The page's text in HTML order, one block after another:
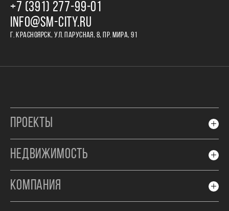
+7 (391) 277‒99‒01
INFO@SM-CITY.RU
Г. КРАСНОЯРСК, УЛ. ПАРУСНАЯ, 8, ПР. МИРА, 91
ПРОЕКТЫ
НЕДВИЖИМОСТЬ
КОМПАНИЯ